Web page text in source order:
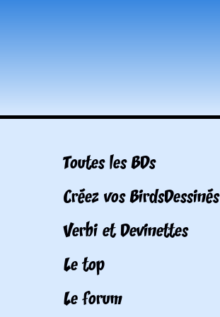
Toutes les BDs
Créez vos BirdsDessinés
Verbi et Devinettes
Le top
Le forum